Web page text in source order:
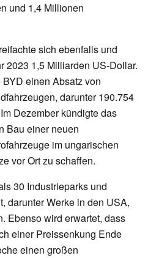
und 1,4 Millionen
sich ebenfalls und
2023 1,5 Milliarden US-Dollar.
einen Absatz von
darunter 190.754
Dezember kündigte das
Bau einer neuen
im ungarischen
vor Ort zu schaffen.
30 Industrieparks und
darunter Werke in den USA,
Ebenso wird erwartet, dass
einer Preissenkung Ende
einen großen